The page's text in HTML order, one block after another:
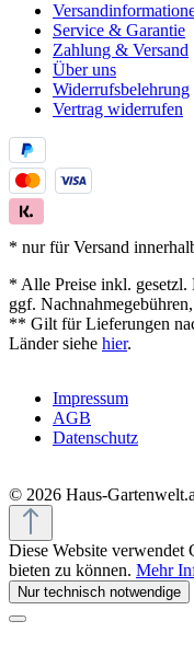
Service & Garantie
Zahlung & Versand
Über uns
Widerrufsbelehrung
Vertrag widerrufen
* nur für Versand
* Alle Preise inkl. gesetzl.
ggf.
** Gilt für Lieferungen
Länder siehe hier.
Impressum
AGB
Datenschutz
© 2026 Haus-
Diese Website verwendet
bieten zu können. Mehr
Nur technisch notwendige